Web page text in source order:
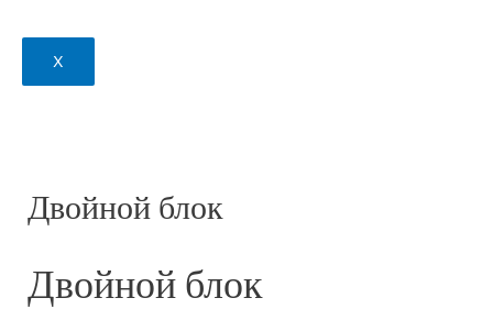
X
Двойной блок
Двойной блок